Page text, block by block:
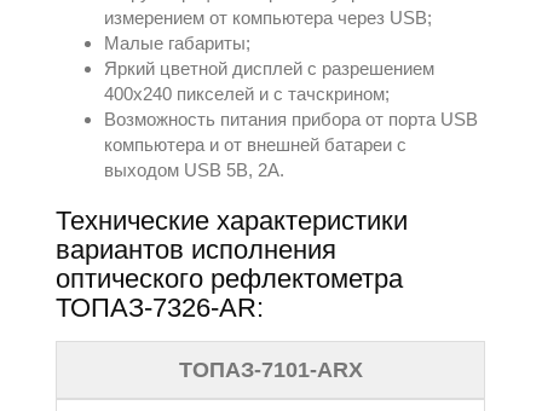
измерением от компьютера через USB;
Малые габариты;
Яркий цветной дисплей с разрешением
400х240 пикселей и с тачскрином;
Возможность питания прибора от порта USB
компьютера и от внешней батареи с
выходом USB 5В, 2А.
Технические характеристики
вариантов исполнения
оптического рефлектометра
ТОПАЗ-7326-AR:
ТОПАЗ-7101-ARX